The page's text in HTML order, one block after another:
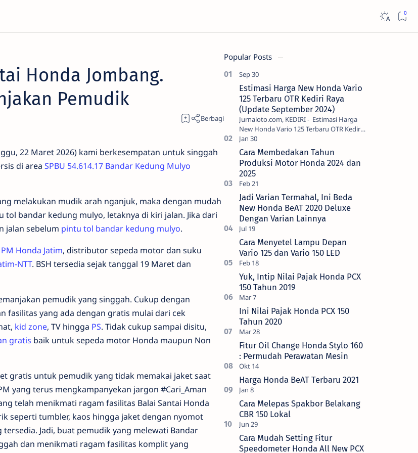
Honda Jombang.
Pemudik
22 Maret 2026) kami berkesempatan untuk singgah
di area SPBU 54.614.17 Bandar Kedung Mulyo
melakukan mudik arah nganjuk, maka dengan mudah
tol bandar kedung mulyo, letaknya di kiri jalan. Jika dari
jalan sebelum pintu tol bandar kedung mulyo.
Honda Jatim, distributor sepeda motor dan suku
NTT. BSH tersedia sejak tanggal 19 Maret dan
pemudik yang singgah. Cukup dengan
fasilitas yang ada dengan gratis mulai dari cek
kid zone, TV hingga PS. Tidak cukup sampai disitu,
gratis baik untuk sepeda motor Honda maupun Non
gratis untuk pemudik yang tidak memakai jaket saat
yang terus mengkampanyekan jargon #Cari_Aman
telah menikmati ragam fasilitas Balai Santai Honda
seperti tumbler, kaos hingga jaket dengan nyomot
tersedia. Jadi, buat pemudik yang melewati Bandar
dan menikmati ragam fasilitas komplit yang
Popular Posts
Estimasi Harga New Honda Vario
125 Terbaru OTR Kediri Raya
(Update September 2024)
Jurnaloto.com, KEDIRI - Estimasi Harga
New Honda Vario 125 Terbaru OTR Kediri
Raya (Update September 2024) Brosis
sekalian, PT Astra Honda Motor (AH…
Cara Membedakan Tahun
Produksi Motor Honda 2024 dan
2025
Jadi Varian Termahal, Ini Beda
New Honda BeAT 2020 Deluxe
Dengan Varian Lainnya
Cara Menyetel Lampu Depan
Vario 125 dan Vario 150 LED
Yuk, Intip Nilai Pajak Honda PCX
150 Tahun 2019
Ini Nilai Pajak Honda PCX 150
Tahun 2020
Fitur Oil Change Honda Stylo 160
: Permudah Perawatan Mesin
Harga Honda BeAT Terbaru 2021
Cara Melepas Spakbor Belakang
CBR 150 Lokal
Cara Mudah Setting Fitur
Speedometer Honda All New PCX